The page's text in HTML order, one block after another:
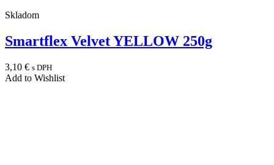
Skladom
Smartflex Velvet YELLOW 250g
3,10 € s DPH
Add to Wishlist